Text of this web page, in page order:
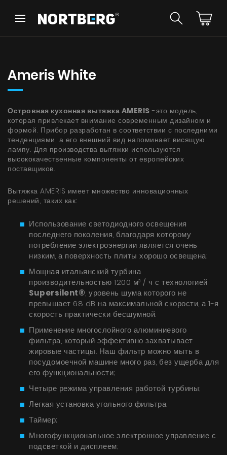
Назад
Вытяжки Островные
Вытяжки Пристенные
Вытяжки Встраиваемые
Вытяжки Потолочные
Вытяжки Цилиндрические
Вытяжки Декоративные
Вытяжки Полновстраиваемые
Вытяжки Телескопические
Вытяжки Интегрированные
Аксессуары
Образцы цветов
Серия Super Silent
Вытяжки с турбиной на крыше дома
Nortberg Тихая Кухня
Вытяжки с турбиной за пределами кухнонной
Назад
УВИДЕТЬ ВСЕ
УВИДЕТЬ ВСЕ
FAQ - часто задаваемые вопросы
УВИДЕТЬ ВСЕ
Техническая поддержка
FAQ
Гарантия на вытяжки
Ameris White
Островная кухонная вытяжка AMERIS -это модель,
которая привлекает внимание современным дизайном и
формой. Прибор разработан в соответствии с последними
тенденциями, а его внешний вид напоминает висящую
лампу. Для производства вытяжки используются
высококачественные компоненты от европейских
поставщиков.
Вытяжка AMERIS имеет множество инновационных
решений, таких как:
Использование светодиодного освещения
последнего поколения, благодаря которому
потребление электроэнергии является очень
низким, а поверхность плиты хорошо освещена;
Мощная итальянский турбина
производительностью 1200 м³ / ч с технологией
Supersilent®, уровень шума которого не
превышает 68 dB на максимальной скорости, а 1-я
скорость практически бесшумной.
Применение многослойного алюминиевого
фильтра, который эффективно захватывает
жировые частицы. Наш фильтр можно мыть в
посудомоечной машине много раз, без ущерба для
его функциональности;
Четыре режима управления работой турбины;
Легкая установка угольного фильтра;
Таймер;
Многофункциональное электронное управление с
подсветкой и дисплеем;